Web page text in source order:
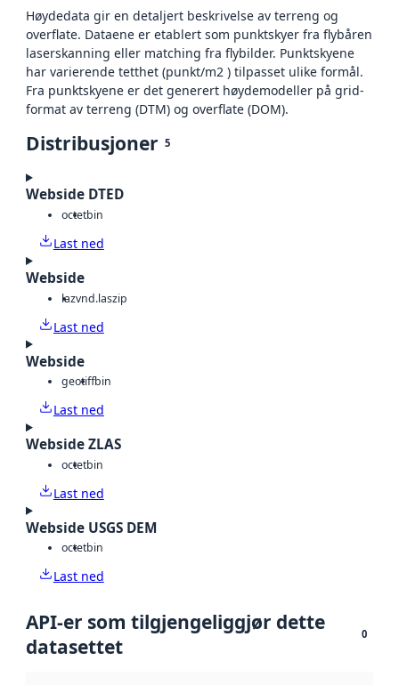
Høydedata gir en detaljert beskrivelse av terreng og
overflate. Dataene er etablert som punktskyer fra flybåren
laserskanning eller matching fra flybilder. Punktskyene
har varierende tetthet (punkt/m2 ) tilpasset ulike formål.
Fra punktskyene er det generert høydemodeller på grid-
format av terreng (DTM) og overflate (DOM).
Distribusjoner 5
Webside DTED
octetbin
Last ned
Webside
lazvnd.laszip
Last ned
Webside
geotiffbin
Last ned
Webside ZLAS
octetbin
Last ned
Webside USGS DEM
octetbin
Last ned
API-er som tilgjengeliggjør dette
datasettet
0